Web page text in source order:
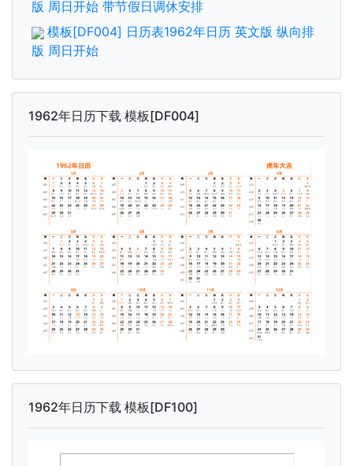
版 周日开始 带节假日调休安排
模板[DF004] 日历表1962年日历 英文版 纵向排
版 周日开始
1962年日历下载 模板[DF004]
1962年日历下载 模板[DF100]